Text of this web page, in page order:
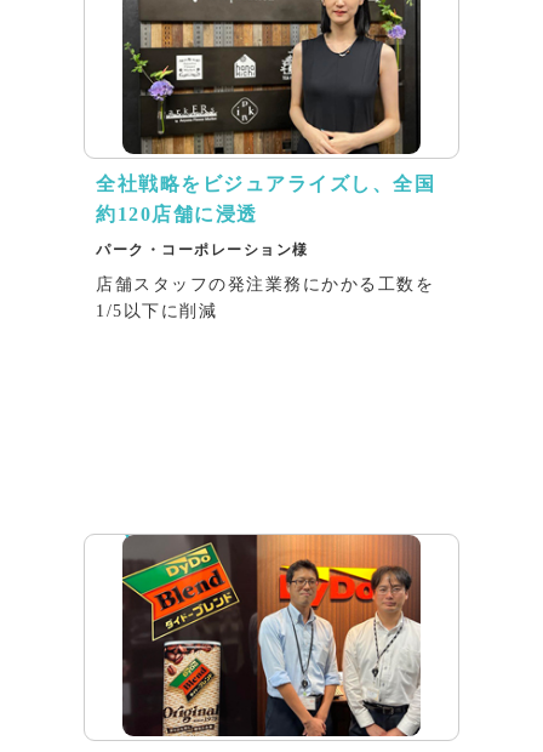
全社戦略をビジュアライズし、全国
約120店舗に浸透
パーク・コーポレーション様
店舗スタッフの発注業務にかかる工数を
1/5以下に削減